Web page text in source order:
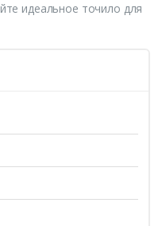
идеальное точило для